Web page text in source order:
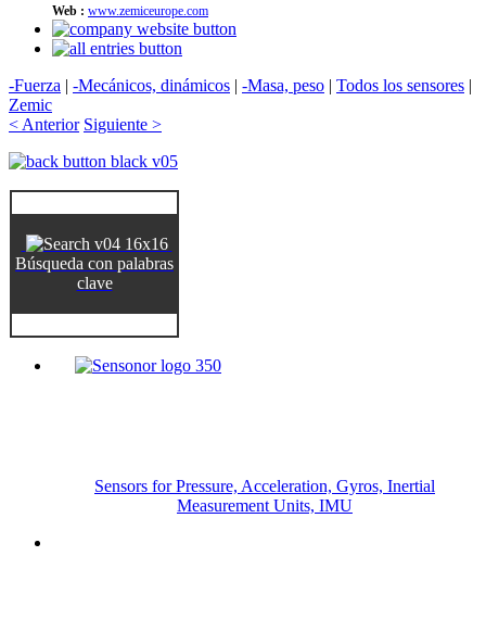
Web : www.zemiceurope.com
-Fuerza | -Mecánicos, dinámicos | -Masa, peso | Todos los sensores |
Zemic
< Anterior Siguiente >
Búsqueda con palabras
clave
Sensors for Pressure, Acceleration, Gyros, Inertial
Measurement Units, IMU